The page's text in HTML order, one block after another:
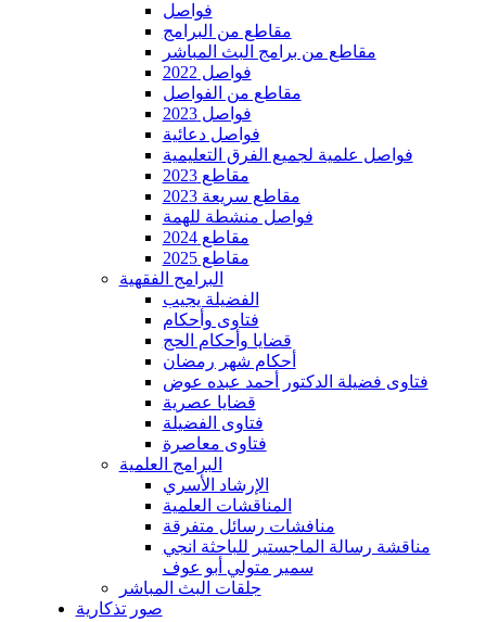
فواصل
مقاطع من البرامج
مقاطع من برامج البث المباشر
فواصل 2022
مقاطع من الفواصل
فواصل 2023
فواصل دعائية
فواصل علمية لجميع الفرق التعليمية
مقاطع 2023
مقاطع سريعة 2023
فواصل منشطة للهمة
مقاطع 2024
مقاطع 2025
البرامج الفقهية
الفضيلة يجيب
فتاوى وأحكام
قضايا وأحكام الحج
أحكام شهر رمضان
فتاوى فضيلة الدكتور أحمد عبده عوض
قضايا عصرية
فتاوى الفضيلة
فتاوى معاصرة
البرامج العلمية
الإرشاد الأسري
المناقشات العلمية
منافشات رسائل متفرقة
مناقشة رسالة الماجستير للباحثة انجي
سمير متولي أبو عوف
جلقات البث المباشر
صور تذكارية